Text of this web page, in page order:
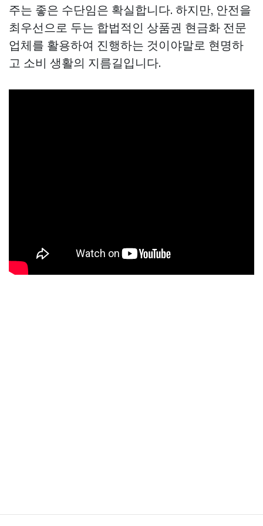
주는 좋은 수단임은 확실합니다. 하지만, 안전을
최우선으로 두는 합법적인 상품권 현금화 전문
업체를 활용하여 진행하는 것이야말로 현명하
고 소비 생활의 지름길입니다.